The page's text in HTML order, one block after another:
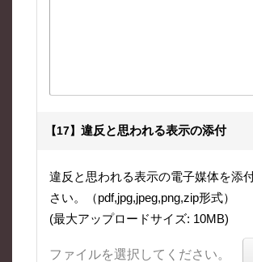
【17】 違反と思われる表示の添付
違反と思われる表示の電子媒体を添
さい。（pdf,jpg,jpeg,png,zip形式）
(最大アップロードサイズ: 10MB)
ファイルを選択してください。